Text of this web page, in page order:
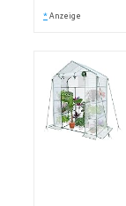
* Anzeige